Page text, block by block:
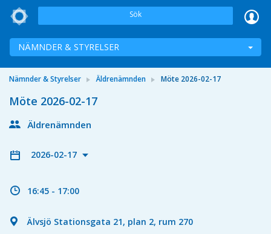
Sök
NÄMNDER & STYRELSER
Nämnder & Styrelser Äldrenämnden Möte 2026-02-17
Möte 2026-02-17
Äldrenämnden
2026-02-17
16:45 - 17:00
Älvsjö Stationsgata 21, plan 2, rum 270